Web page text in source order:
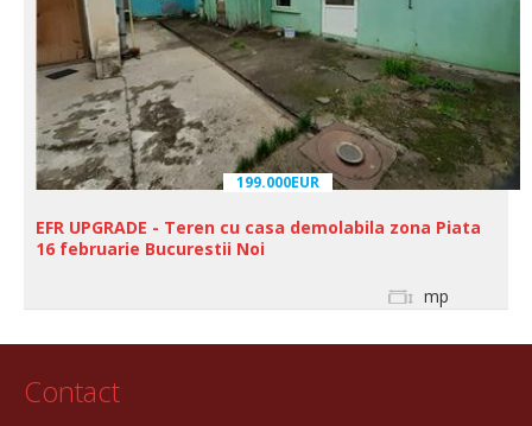
199.000EUR
EFR UPGRADE - Teren cu casa demolabila zona Piata
16 februarie Bucurestii Noi
mp
Contact